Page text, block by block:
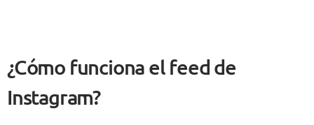
¿Cómo funciona el feed de
Instagram?